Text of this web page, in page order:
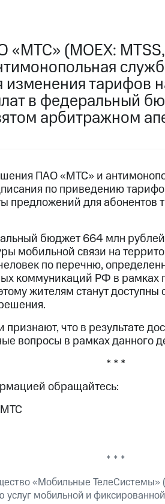
(MOEX:
тарифов
в федеральный
арбитражном
ПАО «МТС» и
по приведению
предложений для абонентов
бюджет 664 млн
мобильной связи на
по перечню,
коммуникаций РФ в
жителям станут
что в результате
вопросы в рамках данного
* * *
обращайтесь:
МТС
* * *
«Мобильные
услуг мобильной и